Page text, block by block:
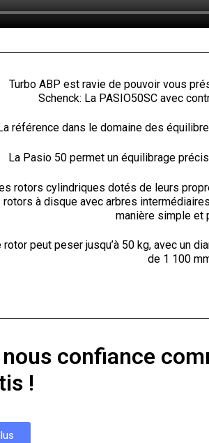
Turbo ABP est ravie de pouvoir vous
Schenck: La PASIO50SC avec
La référence dans le domaine des
La Pasio 50 permet un équilibrage
rotors cylindriques dotés de leurs
rotors à disque avec arbres
manière simple et
rotor peut peser jusqu’à 50 kg, avec un
de 1 100
confiance
!